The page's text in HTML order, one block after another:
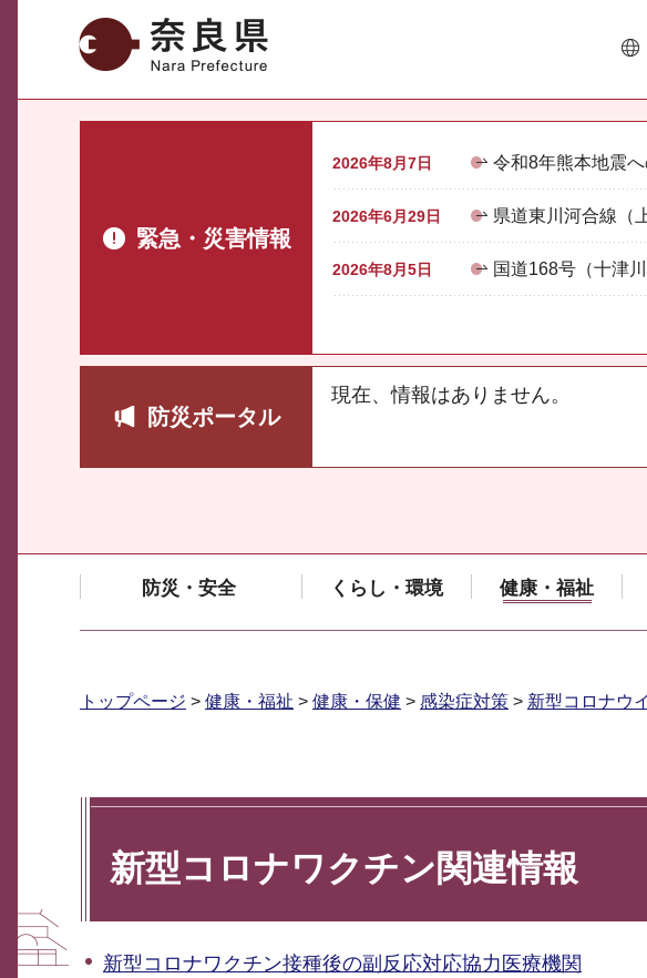
奈良県
緊急・災害情報
2026年8月7日 令和8年熊本地震
2026年6月29日 県道東川河合線（
2026年8月5日 国道168号（十津
防災ポータル
現在、情報はありません。
防災・安全 くらし・環境 健康・福祉
トップページ > 健康・福祉 > 健康・保健 > 感染症対策 > 新型コロナウ
新型コロナワクチン関連情報
新型コロナワクチン接種後の副反応対応協力医療機関